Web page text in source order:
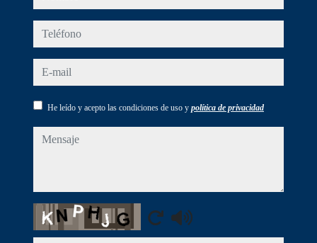
teléfono
e-mail
He leído y acepto las condiciones de uso y política de privacidad
mensaje
Captcha